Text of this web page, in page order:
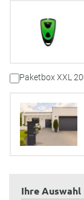
Paketbox XXL
Ihre Auswahl